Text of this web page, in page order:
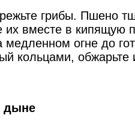
грибы. Пшено
их вместе в кипящую
медленном огне до
кольцами, обжарьте
дыне